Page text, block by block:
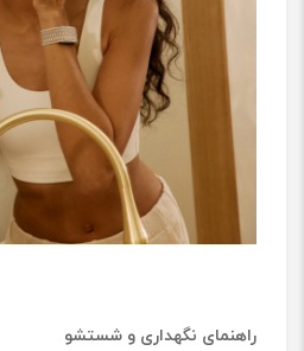
راهنمای نگهداری و شستشو